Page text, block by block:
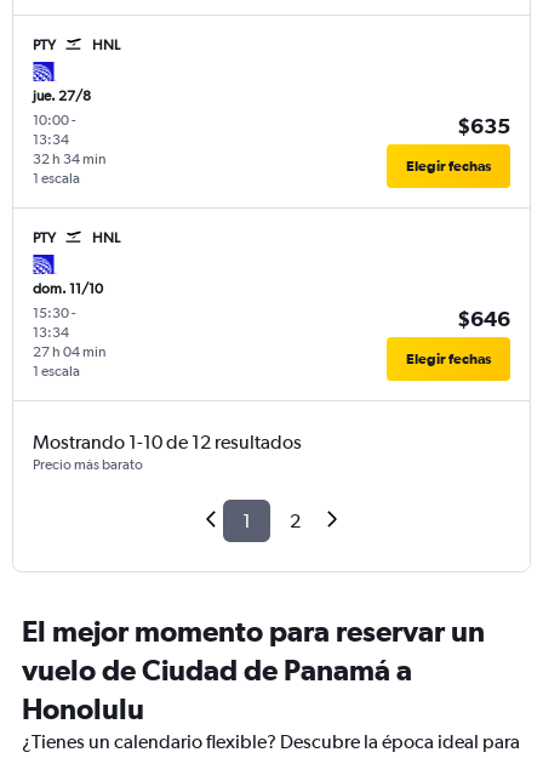
PTY HNL
jue. 27/8
10:00-
13:34
1 escala
32 h 34 min
$635
Elegir fechas
PTY HNL
dom. 11/10
15:30-
13:34
1 escala
27 h 04 min
$646
Elegir fechas
Mostrando 1-10 de 12 resultados
Precio más barato
1 2
El mejor momento para reservar un
vuelo de Ciudad de Panamá a
Honolulu
¿Tienes un calendario flexible? Descubre la época ideal para